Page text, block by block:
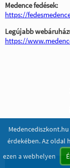
érdekében. Az oldal
ezen a webhelyen
Medence fedések:
https://
Legújabb
https://